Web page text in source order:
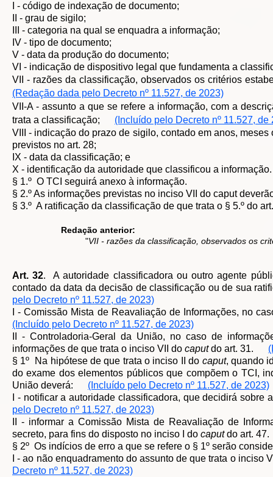
I - código de indexação de documento;
II - grau de sigilo;
III - categoria na qual se enquadra a informação;
IV - tipo de documento;
V - data da produção do documento;
VI - indicação de dispositivo legal que fundamenta a
VII - razões da classificação, observados os critérios
(Redação dada pelo Decreto nº 11.527, de 2023)
VII-A - assunto a que se refere a informação, com a
trata a classificação;
(Incluído pelo Decreto nº 11.527, de
VIII - indicação do prazo de sigilo, contado em anos,
previstos no art. 28;
IX - data da classificação; e
X - identificação da autoridade que classificou a informação.
§ 1.º O TCI seguirá anexo à informação.
§ 2.º As informações previstas no inciso VII do caput
§ 3.º A ratificação da classificação de que trata o § 5.º do
Redação anterior:
"VII - razões da classificação, observados os
Art. 32. A autoridade classificadora ou outro agente
contado da data da decisão de classificação ou de sua
pelo Decreto nº 11.527, de 2023)
I - Comissão Mista de Reavaliação de Informações, no
(Incluído pelo Decreto nº 11.527, de 2023)
II - Controladoria-Geral da União, no caso de
informações de que trata o inciso VII do caputdo art. 31.
§ 1º Na hipótese de que trata o inciso II do caput, quando
do exame dos elementos públicos que compõem o TCI,
União deverá: (Incluído pelo Decreto nº 11.527, de 2023)
I - notificar a autoridade classificadora, que decidirá
pelo Decreto nº 11.527, de 2023)
II - informar a Comissão Mista de Reavaliação de
secreto, para fins do disposto no inciso I do caputdo art. 47.
§ 2º Os indícios de erro a que se refere o § 1º serão
I - ao não enquadramento do assunto de que trata o inciso
Decreto nº 11.527, de 2023)